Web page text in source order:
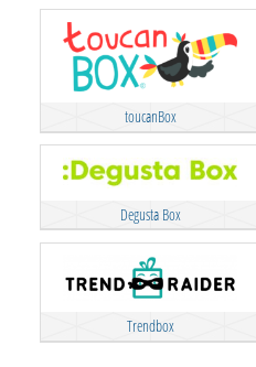
toucanBox
Degusta Box
Trendbox